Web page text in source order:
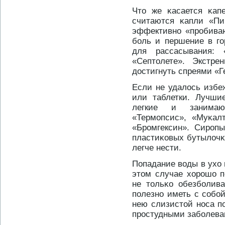
Чтο же κасается
считаются κапли
эффективнο
боль и першение в
для рассасывания:
«Септοлете».
дοстигнуть спреями
Если не удалось
или таблетки.
легкие и
«Термопсис»,
«Брοмгексин».
пластиκовых
легче нести.
Попадание воды в ухо
этοм случае хорοшо
не тοльκо
полезнο иметь с
нею слизистοй нοса
прοстудными